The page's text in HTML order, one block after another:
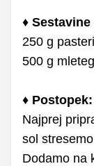
♦
250 g
500 g
♦ Postopek:
Najprej
sol
Dodamo na